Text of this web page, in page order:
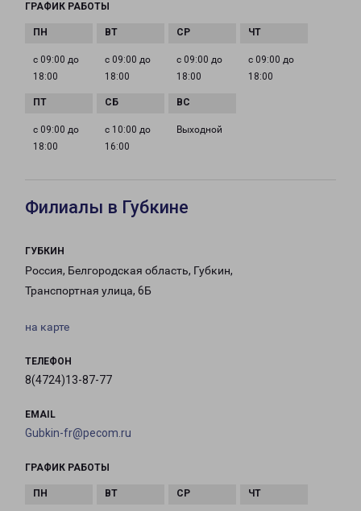
ГРАФИК РАБОТЫ
с 09:00 до
18:00
с 09:00 до
18:00
с 09:00 до
18:00
с 09:00 до
18:00
с 09:00 до
18:00
с 10:00 до
16:00
Выходной
Филиалы в Губкине
ГУБКИН
Россия, Белгородская область, Губкин,
Транспортная улица, 6Б
на карте
ТЕЛЕФОН
8(4724)13-87-77
EMAIL
Gubkin-fr@pecom.ru
ГРАФИК РАБОТЫ